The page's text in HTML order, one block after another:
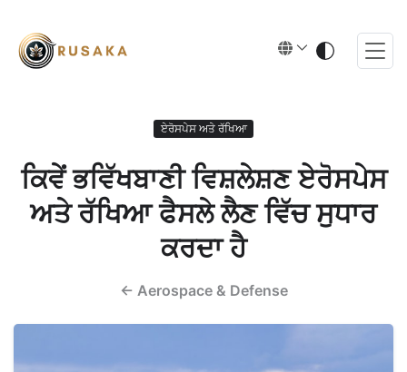
ਏਰੋਸਪੇਸ ਅਤੇ ਰੱਖਿਆ
ਕਿਵੇਂ ਭਵਿੱਖਬਾਣੀ ਵਿਸ਼ਲੇਸ਼ਣ ਏਰੋਸਪੇਸ
ਅਤੇ ਰੱਖਿਆ ਫੈਸਲੇ ਲੈਣ ਵਿੱਚ ਸੁਧਾਰ
ਕਰਦਾ ਹੈ
← Aerospace & Defense